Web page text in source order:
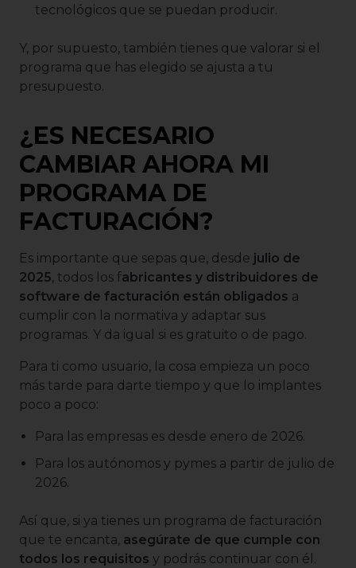
tecnológicos que se puedan producir.
Y, por supuesto, también tienes que valorar si el
programa que has elegido se ajusta a tu
presupuesto.
¿ES NECESARIO
CAMBIAR AHORA MI
PROGRAMA DE
FACTURACIÓN?
Es importante que sepas que, desde julio de
2025, todos los fabricantes y distribuidores de
software de facturación están obligados a
cumplir con la normativa y adaptar sus
programas. Y da igual si es gratuito o de pago.
Para ti como usuario, la cosa empieza un poco
más tarde para darte tiempo y que lo implantes
poco a poco:
Para las empresas es desde enero de 2026.
Para los autónomos y pymes a partir de julio de
2026.
Así que, si ya tienes un programa de facturación
que te encanta, asegúrate de que cumple con
todos los requisitos y podrás continuar con él.